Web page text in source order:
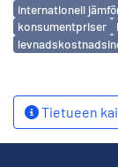
internationell
konsumentpriser
Tietueen